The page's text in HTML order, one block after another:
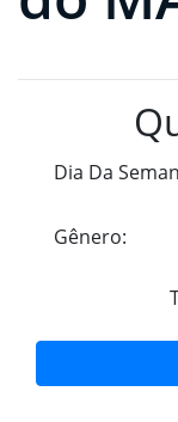
Dia Da
Gênero: